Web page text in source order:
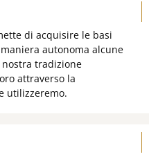
di acquisire le basi
autonoma alcune
tradizione
attraverso la
utilizzeremo.